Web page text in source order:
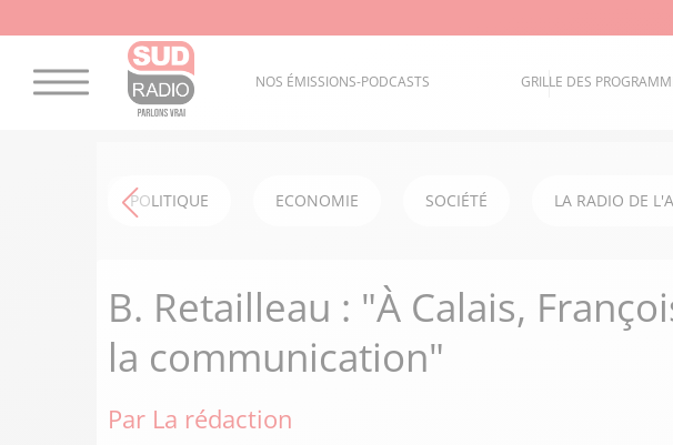
NOS ÉMISSIONS-PODCASTS GRILLE DES
POLITIQUE ECONOMIE SOCIÉTÉ LA RADIO DE
B. Retailleau : "À Calais,
la communication"
Par La rédaction